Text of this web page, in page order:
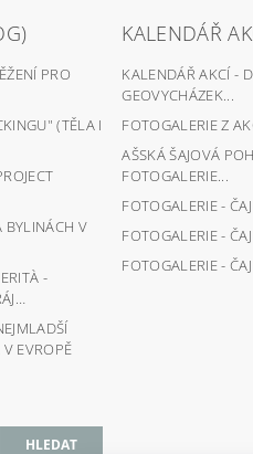
PRO
(TĚLA I
BYLINÁCH V
-
EVROPĚ
KALENDÁŘ
KALENDÁŘ AKCÍ -
GEOVYCHÁZEK...
FOTOGALERIE Z
AŠSKÁ ŠAJOVÁ
FOTOGALERIE...
FOTOGALERIE -
FOTOGALERIE -
FOTOGALERIE -